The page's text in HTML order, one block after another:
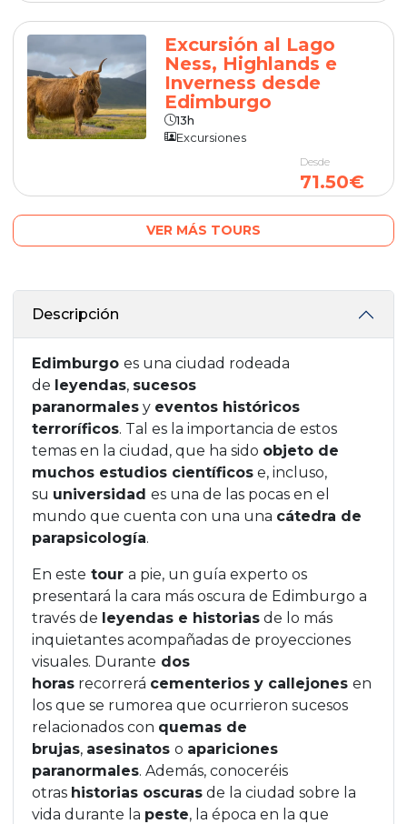
Excursión al Lago
Ness, Highlands e
Inverness desde
Edimburgo
13h
Excursiones
Desde
71.50€
VER MÁS TOURS
Descripción
Edimburgo es una ciudad rodeada
de leyendas, sucesos
paranormales y eventos históricos
terroríficos. Tal es la importancia de estos
temas en la ciudad, que ha sido objeto de
muchos estudios científicos e, incluso,
su universidad es una de las pocas en el
mundo que cuenta con una una cátedra de
parapsicología.
En este tour a pie, un guía experto os
presentará la cara más oscura de Edimburgo a
través de leyendas e historias de lo más
inquietantes acompañadas de proyecciones
visuales. Durante dos
horas recorrerá cementerios y callejones en
los que se rumorea que ocurrieron sucesos
relacionados con quemas de
brujas, asesinatos o apariciones
paranormales. Además, conoceréis
otras historias oscuras de la ciudad sobre la
vida durante la peste, la época en la que